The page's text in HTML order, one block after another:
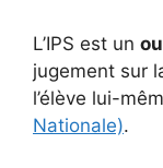
L’IPS est un
jugement sur
l’élève lui-
Nationale).